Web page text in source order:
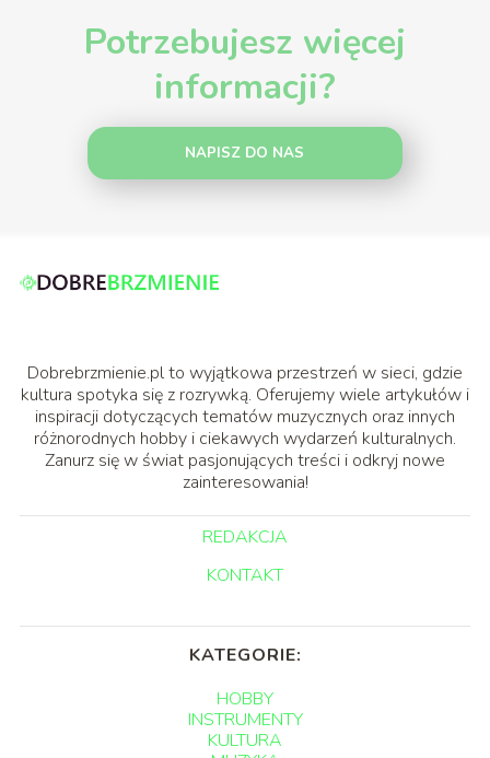
Potrzebujesz więcej
informacji?
NAPISZ DO NAS
Dobrebrzmienie.pl to wyjątkowa przestrzeń w sieci, gdzie
kultura spotyka się z rozrywką. Oferujemy wiele artykułów i
inspiracji dotyczących tematów muzycznych oraz innych
różnorodnych hobby i ciekawych wydarzeń kulturalnych.
Zanurz się w świat pasjonujących treści i odkryj nowe
zainteresowania!
REDAKCJA
KONTAKT
KATEGORIE:
HOBBY
INSTRUMENTY
KULTURA